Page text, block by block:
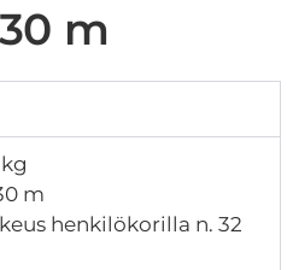
m
m
henkilökorilla n. 32